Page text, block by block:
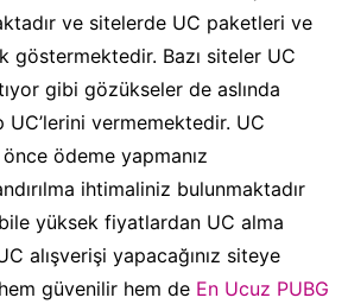
ve sitelerde UC paketleri ve
göstermektedir. Bazı siteler UC
gibi gözükseler de aslında
UC’lerini vermemektedir. UC
ödeme yapmanız
ihtimaliniz bulunmaktadır
bile yüksek fiyatlardan UC alma
alışverişi yapacağınız siteye
güvenilir hem de En Ucuz PUBG